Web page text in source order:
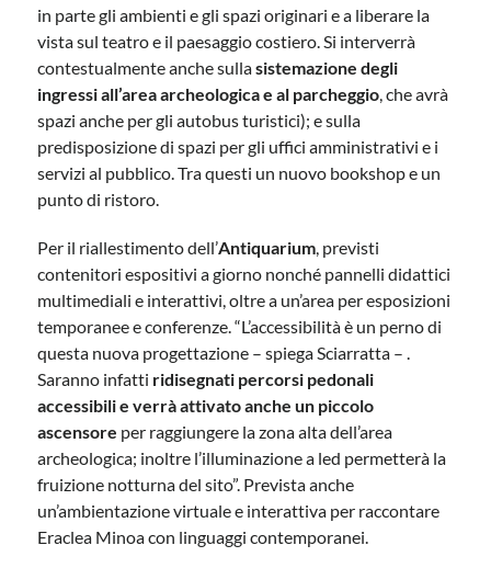
in parte gli ambienti e gli spazi originari e a liberare la
vista sul teatro e il paesaggio costiero. Si interverrà
contestualmente anche sullasistemazione degli
ingressi all’area archeologica e al parcheggio, che avrà
spazi anche per gli autobus turistici); e sulla
predisposizione di spazi per gli uffici amministrativi e i
servizi al pubblico. Tra questi un nuovo bookshop e un
punto di ristoro.
Per il riallestimento dell’Antiquarium, previsti
contenitori espositivi a giorno nonché pannelli didattici
multimediali e interattivi, oltre a un’area per esposizioni
temporanee e conferenze. “L’accessibilità è un perno di
questa nuova progettazione – spiega Sciarratta – .
Saranno infatti ridisegnati percorsi pedonali
accessibili e verrà attivato anche un piccolo
ascensore per raggiungere la zona alta dell’area
archeologica; inoltre l’illuminazione a led permetterà la
fruizione notturna del sito”. Prevista anche
un’ambientazione virtuale e interattiva per raccontare
Eraclea Minoa con linguaggi contemporanei.